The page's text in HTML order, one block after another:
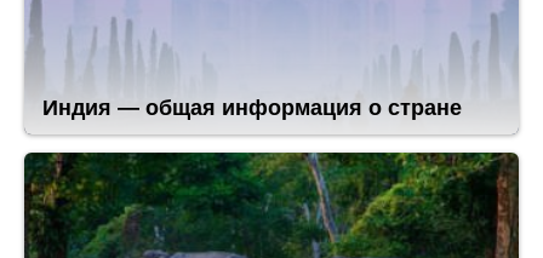
Индия — общая информация о стране